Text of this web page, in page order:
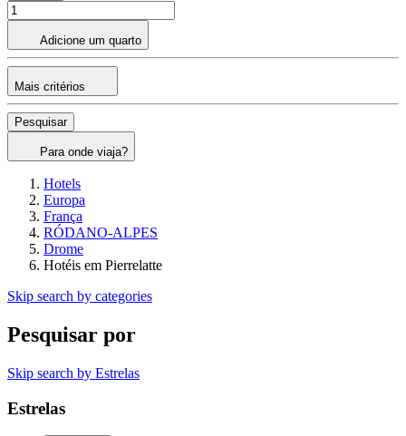
Adicione um quarto
Mais critérios
Pesquisar
Para onde viaja?
Hotels
Europa
França
RÓDANO-ALPES
Drome
Hotéis em Pierrelatte
Skip search by categories
Pesquisar por
Skip search by Estrelas
Estrelas